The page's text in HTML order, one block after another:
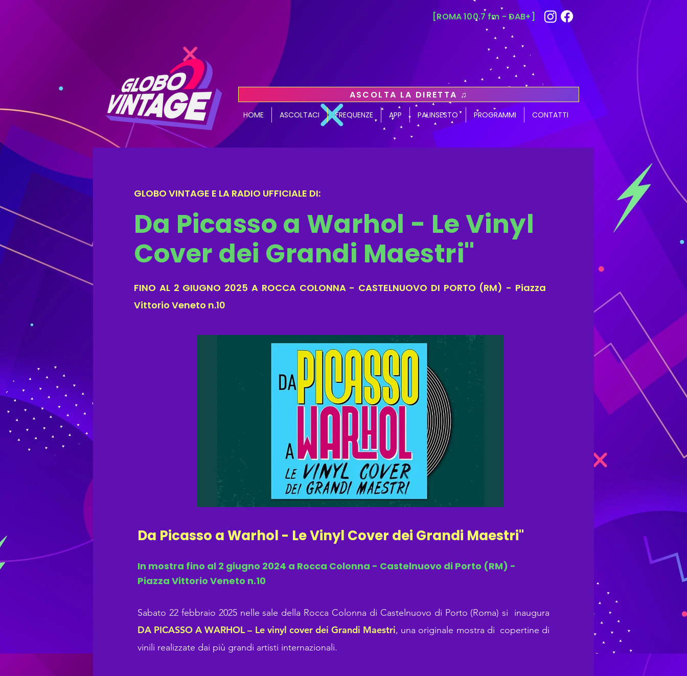
[ROMA 100.7 fm - DAB+]
ASCOLTA LA DIRETTA ♫
HOME ASCOLTACI FREQUENZE APP PALINSESTO PROGRAMMI CONTATTI
GLOBO VINTAGE E LA RADIO UFFICIALE DI:
Da Picasso a Warhol - Le Vinyl
Cover dei Grandi Maestri"
FINO AL 2 GIUGNO 2025 A ROCCA COLONNA - CASTELNUOVO DI PORTO (RM) - Piazza
Vittorio Veneto n.10
Da Picasso a Warhol - Le Vinyl Cover dei Grandi Maestri"
In mostra fino al 2 giugno 2024 a Rocca Colonna - Castelnuovo di Porto (RM) -
Piazza Vittorio Veneto n.10
Sabato 22 febbraio 2025 nelle sale della Rocca Colonna di Castelnuovo di Porto (Roma) si inaugura
DA PICASSO A WARHOL – Le vinyl cover dei Grandi Maestri, una originale mostra di copertine di
vinili realizzate dai più grandi artisti internazionali.